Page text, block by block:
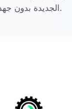
الجديدة بدون جهد.